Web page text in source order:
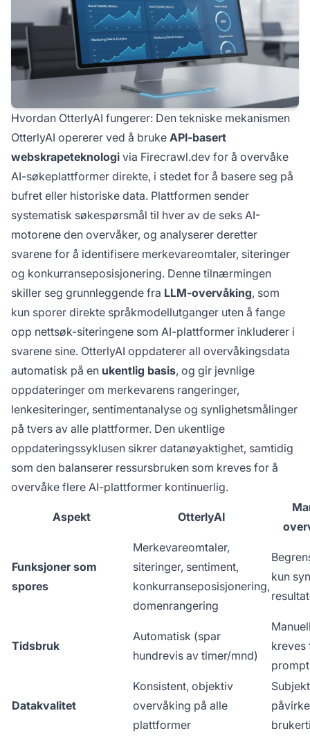
Hvordan OtterlyAI fungerer: Den tekniske mekanismen
OtterlyAI opererer ved å bruke API-basert
webskrapeteknologi via Firecrawl.dev for å overvåke
AI-søkeplattformer direkte, i stedet for å basere seg på
bufret eller historiske data. Plattformen sender
systematisk søkespørsmål til hver av de seks AI-
motorene den overvåker, og analyserer deretter
svarene for å identifisere merkevareomtaler, siteringer
og konkurranseposisjonering. Denne tilnærmingen
skiller seg grunnleggende fra LLM-overvåking, som
kun sporer direkte språkmodellutganger uten å fange
opp nettsøk-siteringene som AI-plattformer inkluderer i
svarene sine. OtterlyAI oppdaterer all overvåkingsdata
automatisk på en ukentlig basis, og gir jevnlige
oppdateringer om merkevarens rangeringer,
lenkesiteringer, sentimentanalyse og synlighetsmålinger
på tvers av alle plattformer. Den ukentlige
oppdateringssyklusen sikrer datanøyaktighet, samtidig
som den balanserer ressursbruken som kreves for å
overvåke flere AI-plattformer kontinuerlig.
Aspekt OtterlyAI
Funksjoner som
spores
Merkevareomtaler,
siteringer, sentiment,
konkurranseposisjonering,
domenrangering
kun
Tidsbruk
Automatisk (spar
hundrevis av timer/mnd)
kreves
prompt
Datakvalitet
Konsistent, objektiv
overvåking på alle
plattformer